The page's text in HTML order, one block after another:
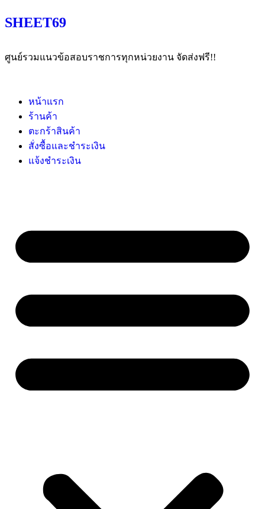
SHEET69
ศูนย์รวมแนวข้อสอบราชการทุกหน่วยงาน จัดส่งฟรี!!
หน้าแรก
ร้านค้า
ตะกร้าสินค้า
สั่งซื้อและชำระเงิน
แจ้งชำระเงิน